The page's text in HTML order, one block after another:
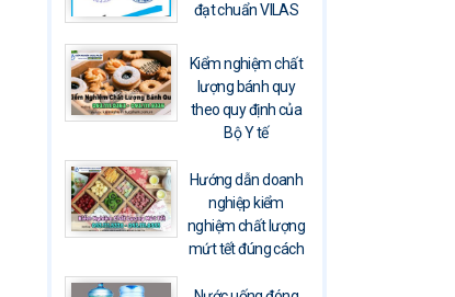
đạt chuẩn VILAS
Kiểm nghiệm chất
lượng bánh quy
theo quy định của
Bộ Y tế
Hướng dẫn doanh
nghiệp kiểm
nghiệm chất lượng
mứt tết đúng cách